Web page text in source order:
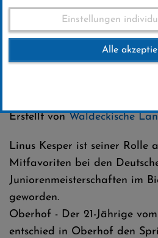
Linus Kesper
Juniorenmeister
Erstellt vonWaldeckische
Linus Kesper ist seiner Rolle
Mitfavoriten bei den
Juniorenmeisterschaften im
geworden.
Oberhof - Der 21-Jährige
entschied in Oberhof den
Einstellungen
Alle